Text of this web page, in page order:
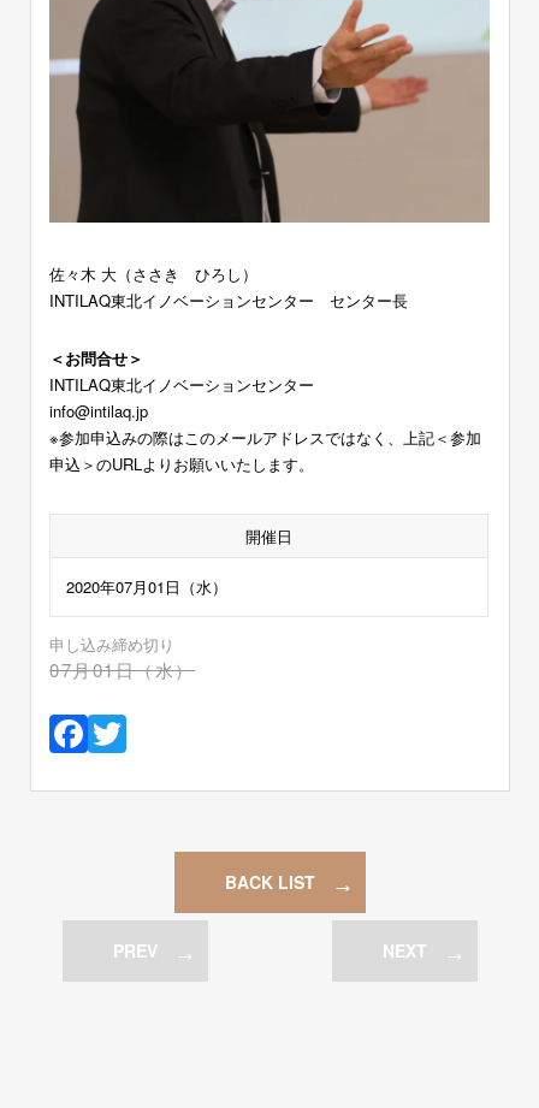
佐々木 大（ささき ひろし）
INTILAQ東北イノベーションセンター センター長
＜お問合せ＞
INTILAQ東北イノベーションセンター
info@intilaq.jp
※参加申込みの際はこのメールアドレスではなく、上記＜参加
申込＞のURLよりお願いいたします。
開催日
2020年07月01日（水）
申し込み締め切り
07月01日（水）
Facebook
BACK LIST
PREV NEXT